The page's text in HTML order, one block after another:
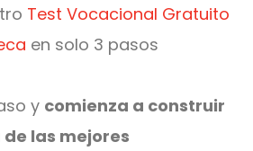
Test Vocacional Gratuito
en solo 3 pasos
y comienza a construir
las mejores